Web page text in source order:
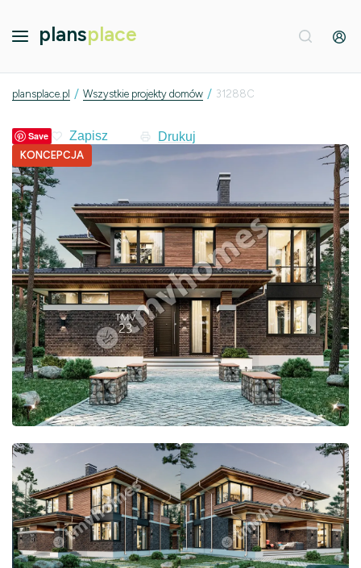
plansplace
plansplace.pl / Wszystkie projekty domów / 31288C
Save Drukuj
KONCEPCJA